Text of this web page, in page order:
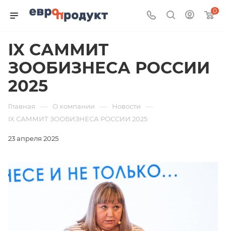
0
IX САММИТ
ЗООБИЗНЕСА РОССИИ
2025
Главная — О компании — Новости —
IX САММИТ ЗООБИЗНЕСА РОССИИ 2025
23 апреля 2025